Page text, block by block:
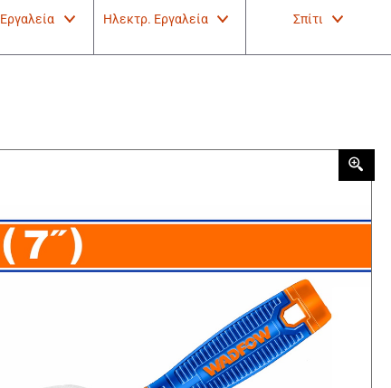
Ηλεκτρ. Εργαλεία Σπίτι